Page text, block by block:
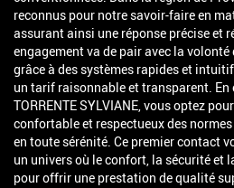
reconnus pour notre savoir-faire en
assurant ainsi une réponse précise et
engagement va de pair avec la
grâce à des systèmes rapides et
un tarif raisonnable et transparent. En
TORRENTE SYLVIANE, vous optez
confortable et respectueux des
en toute sérénité. Ce premier contact
un univers où le confort, la sécurité et
pour offrir une prestation de qualité